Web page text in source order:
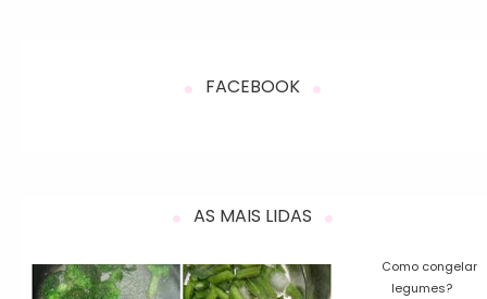
FACEBOOK
AS MAIS LIDAS
Como congelar
legumes?